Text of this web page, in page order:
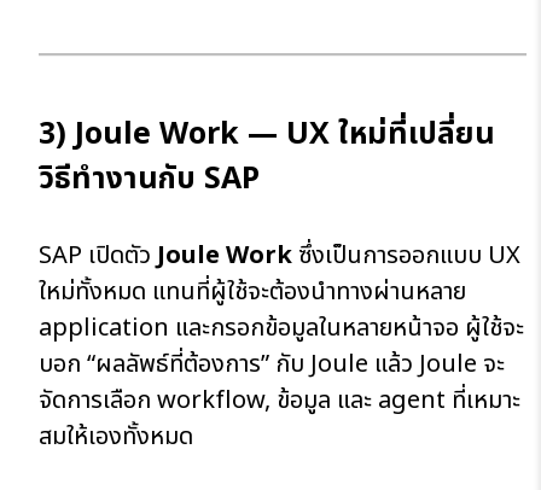
3) Joule Work — UX ใหม่ที่เปลี่ยน
วิธีทำงานกับ SAP
SAP เปิดตัวJoule Work ซึ่งเป็นการออกแบบ UX
ใหม่ทั้งหมด แทนที่ผู้ใช้จะต้องนำทางผ่านหลาย
application และกรอกข้อมูลในหลายหน้าจอ ผู้ใช้จะ
บอก “ผลลัพธ์ที่ต้องการ” กับ Joule แล้ว Joule จะ
จัดการเลือก workflow, ข้อมูล และ agent ที่เหมาะ
สมให้เองทั้งหมด